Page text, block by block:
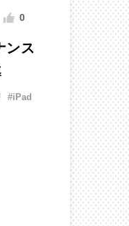
0
ンス
#iPad